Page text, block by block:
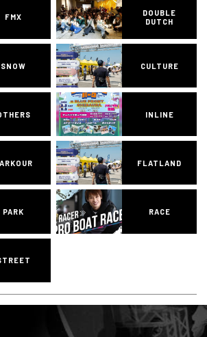
FMX
DOUBLE
DUTCH
SNOW CULTURE
INLINE
FLATLAND
PARK RACE